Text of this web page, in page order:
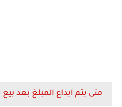
متى يتم ايداع المبلغ بعد